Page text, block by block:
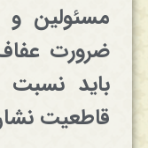
مسئولین و
ضرورت
باید
قاطعیت